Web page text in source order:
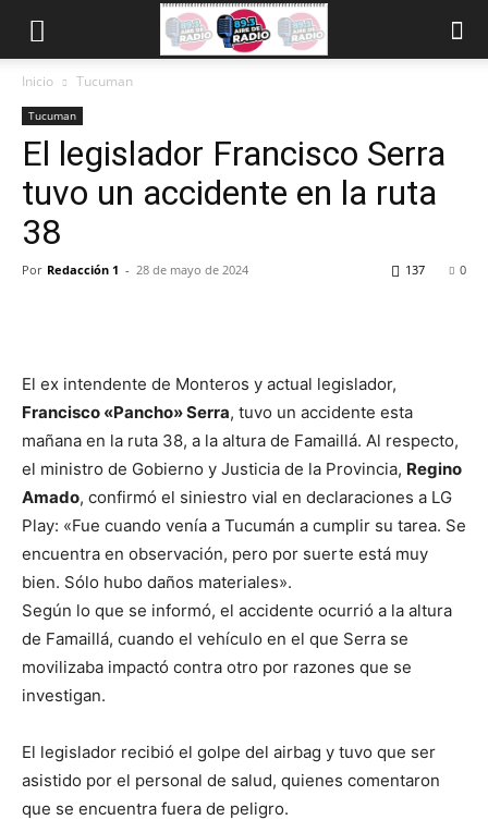
Inicio Tucuman
Tucuman
El legislador Francisco Serra
tuvo un accidente en la ruta
38
Por Redacción 1 - 28 de mayo de 2024 0
137
El ex intendente de Monteros y actual legislador,
Francisco «Pancho» Serra, tuvo un accidente esta
mañana en la ruta 38, a la altura de Famaillá. Al respecto,
el ministro de Gobierno y Justicia de la Provincia, Regino
Amado, confirmó el siniestro vial en declaraciones a LG
Play: «Fue cuando venía a Tucumán a cumplir su tarea. Se
encuentra en observación, pero por suerte está muy
bien. Sólo hubo daños materiales».
Según lo que se informó, el accidente ocurrió a la altura
de Famaillá, cuando el vehículo en el que Serra se
movilizaba impactó contra otro por razones que se
investigan.
El legislador recibió el golpe del airbag y tuvo que ser
asistido por el personal de salud, quienes comentaron
que se encuentra fuera de peligro.